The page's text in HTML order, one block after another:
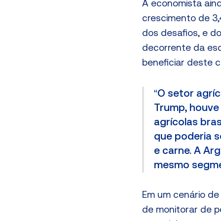
A economista
crescimento de
dos desafios, e
decorrente da
beneficiar deste
“O setor
Trump,
agrícolas
que poderia
e carne. A
mesmo
Em um cenário
de monitorar de